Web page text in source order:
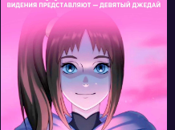
11339
16 1